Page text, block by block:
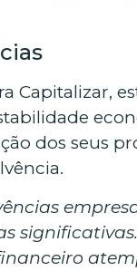
Capitalizar,
dos seus